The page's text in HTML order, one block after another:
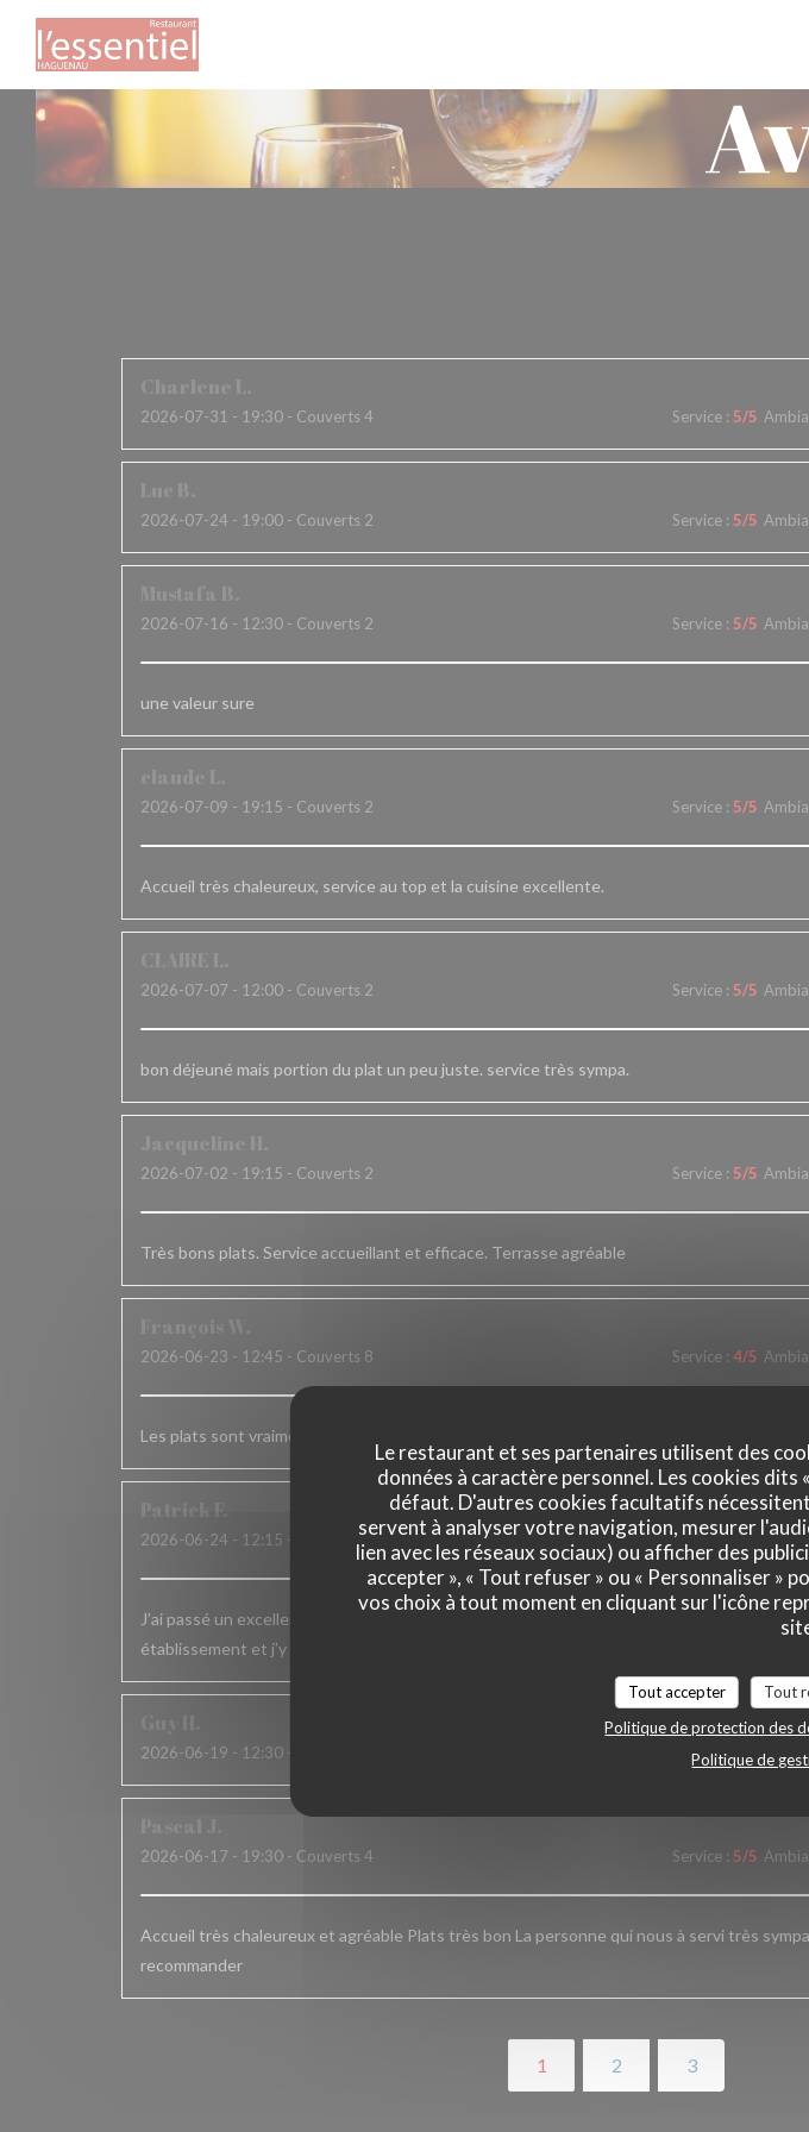
Personnalisation de vos choix en matière de cookies
Le restaurant et ses partenaires utilisent des
données à caractère personnel. Les cookies
défaut. D'autres cookies facultatifs
servent à analyser votre navigation, mesurer
lien avec les réseaux sociaux) ou afficher des
accepter », « Tout refuser » ou « Personnaliser »
vos choix à tout moment en cliquant sur l'icône
Tout accepter Tout
Politique de protection des
Politique de
2026-07-31 - 19:30 - Couverts 4 Service: 5/5
2026-07-24 - 19:00 - Couverts 2 Service: 5/5
2026-07-16 - 12:30 - Couverts 2 Service: 5/5
une valeur sure
2026-07-09 - 19:15 - Couverts 2 Service: 5/5
Accueil très chaleureux, service au top et la cuisine excellente.
2026-07-07 - 12:00 - Couverts 2 Service: 5/5
bon déjeuné mais portion du plat un peu juste. service très sympa.
2026-07-02 - 19:15 - Couverts 2 Service: 5/5
Très bons plats. Service accueillant et efficace. Terrasse agréable
2026-06-23 - 12:45 - Couverts 8 Service: 4/5
Les plats sont vraiment très bons mais un peu plus de rapidité dans le service serait
2026-06-24 - 12:15 - Couverts 6 Service: 5/5
J’ai passé un excellent moment. L’accueil , le service, parfait La qualité des plats
établissement et j’y reviens toujours avec le même plaisir
2026-06-19 - 12:30 - Couverts 2 Service:
2026-06-17 - 19:30 - Couverts 4 Service: 5/5
Accueil très chaleureux et agréable Plats très bon La personne qui nous à servi très
recommander
1 2 3